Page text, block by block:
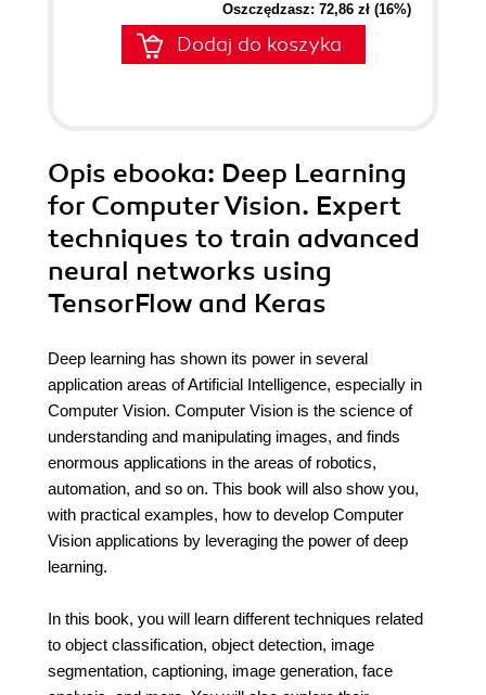
Oszczędzasz: 72,86 zł (16%)
Dodaj do koszyka
Opis ebooka: Deep Learning
for Computer Vision. Expert
techniques to train advanced
neural networks using
TensorFlow and Keras
Deep learning has shown its power in several
application areas of Artificial Intelligence, especially in
Computer Vision. Computer Vision is the science of
understanding and manipulating images, and finds
enormous applications in the areas of robotics,
automation, and so on. This book will also show you,
with practical examples, how to develop Computer
Vision applications by leveraging the power of deep
learning.
In this book, you will learn different techniques related
to object classification, object detection, image
segmentation, captioning, image generation, face